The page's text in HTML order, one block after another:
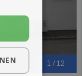
1 / 12